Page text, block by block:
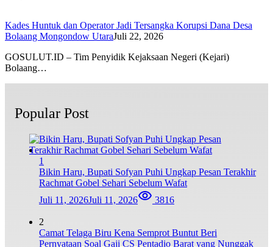
Kades Huntuk dan Operator Jadi Tersangka Korupsi Dana Desa
Bolaang Mongondow UtaraJuli 22, 2026
GOSULUT.ID – Tim Penyidik Kejaksaan Negeri (Kejari)
Bolaang…
Popular Post
1
Bikin Haru, Bupati Sofyan Puhi Ungkap Pesan Terakhir
Rachmat Gobel Sehari Sebelum Wafat
Juli 11, 2026Juli 11, 2026 3816
2
Camat Telaga Biru Kena Semprot Buntut Beri
Pernyataan Soal Gaji CS Pentadio Barat yang Nunggak